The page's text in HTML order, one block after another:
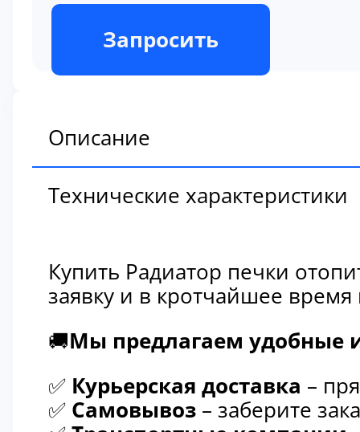
В наличии
Запросить
Описание
Технические характеристики
Купить Радиатор печки
заявку и в кротчайшее
🚚Мы предлагаем удобные
✅ Курьерская доставка –
✅ Самовывоз – заберите